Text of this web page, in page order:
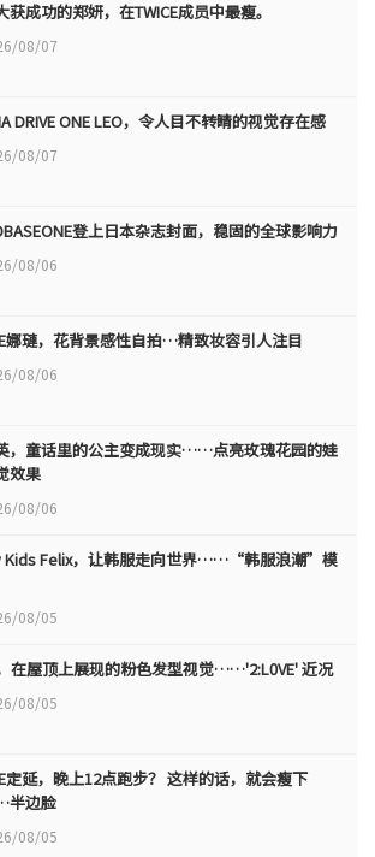
获成功的郑妍，在TWICE成员中最瘦。
08/07
DRIVE ONE LEO，令人目不转睛的视觉存在感
08/07
登上日本杂志封面，稳固的全球影响力
08/06
娜璉，花背景感性自拍…精致妆容引人注目
08/06
，童话里的公主变成现实……点亮玫瑰花园的娃
效果
08/06
Kids Felix，让韩服走向世界……“韩服浪潮”模
08/05
在屋顶上展现的粉色发型视觉……'2:L0VE' 近况
08/05
定延，晚上12点跑步？ 这样的话，就会瘦下
边脸
08/05